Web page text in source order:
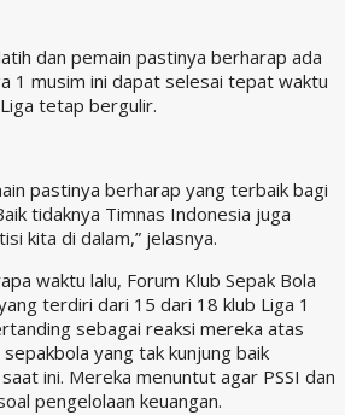
dan pemain pastinya berharap ada
1 musim ini dapat selesai tepat waktu
tetap bergulir.
pastinya berharap yang terbaik bagi
tidaknya Timnas Indonesia juga
kita di dalam,” jelasnya.
waktu lalu, Forum Klub Sepak Bola
terdiri dari 15 dari 18 klub Liga 1
sebagai reaksi mereka atas
yang tak kunjung baik
ini. Mereka menuntut agar PSSI dan
pengelolaan keuangan.